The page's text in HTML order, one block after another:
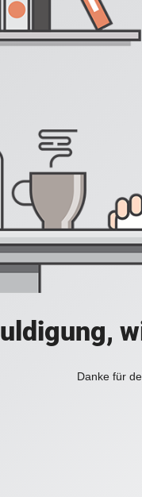
Danke für